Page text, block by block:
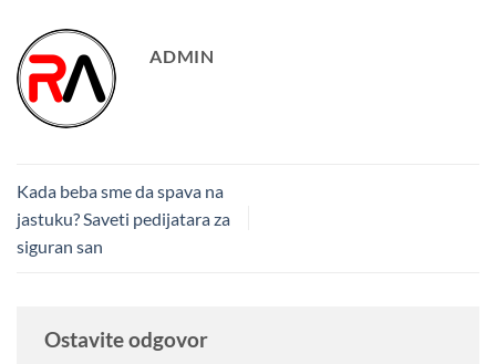
ADMIN
Kada beba sme da spava na
jastuku? Saveti pedijatara za
siguran san
Ostavite odgovor